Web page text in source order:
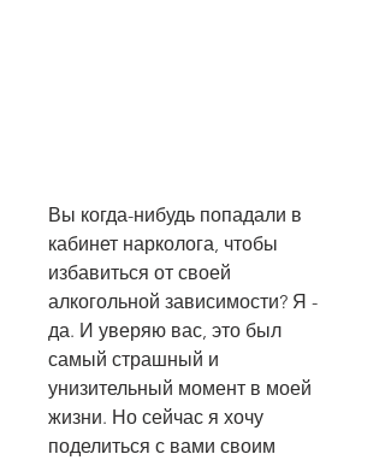
Вы когда-нибудь попадали в
кабинет нарколога, чтобы
избавиться от своей
алкогольной зависимости? Я -
да. И уверяю вас, это был
самый страшный и
унизительный момент в моей
жизни. Но сейчас я хочу
поделиться с вами своим